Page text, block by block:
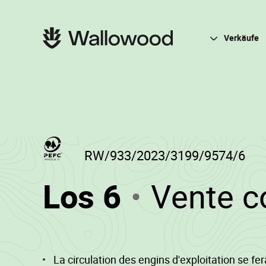
Los 6(RW/
Vente
RW/933/2023/3199/9574/6
La circulation des engins d'exploitation se
Hauptnavigation
Verkäufe